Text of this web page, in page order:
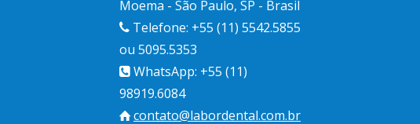
Moema - São Paulo, SP - Brasil
Telefone: +55 (11) 5542.5855
ou 5095.5353
WhatsApp: +55 (11)
98919.6084
contato@labordental.com.br